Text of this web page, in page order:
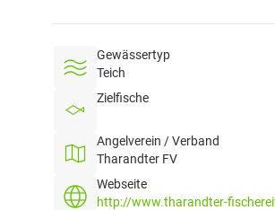
Gewässertyp
Teich
Zielfische
Angelverein / Verband
Tharandter FV
Webseite
http://www.tharandter-